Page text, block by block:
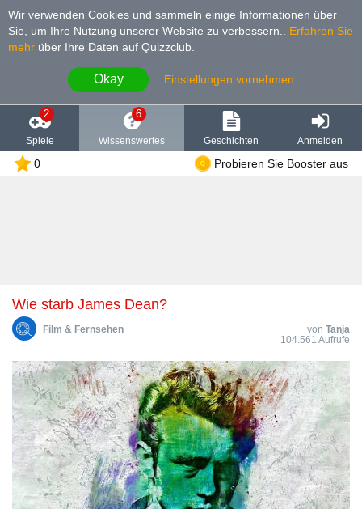
Wir verwenden Cookies und sammeln einige Informationen über
Sie, um Ihre Nutzung unserer Website zu verbessern.
Erfahren Sie
mehr über Ihre Daten auf Quizzclub.
Okay Einstellungen vornehmen
2
Spiele
6
Wissenswertes Geschichten Anmelden
0 Probieren Sie Booster aus
Wie starb James Dean?
Film & Fernsehen von Tanja
104.561 Aufrufe